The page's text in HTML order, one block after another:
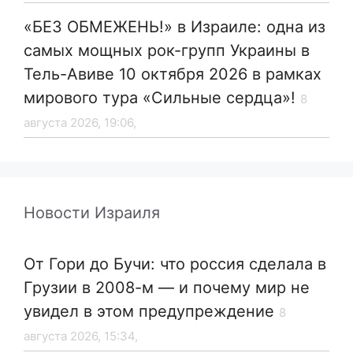
«БЕЗ ОБМЕЖЕНЬ!» в Израиле: одна из
самых мощных рок-групп Украины в
Тель-Авиве 10 октября 2026 в рамках
мирового тура «Сильные сердца»! 8
августа 2026, 19:06,
Новости Израиля
От Гори до Бучи: что россия сделала в
Грузии в 2008-м — и почему мир не
увидел в этом предупреждение 8
августа 2026, 15:34,